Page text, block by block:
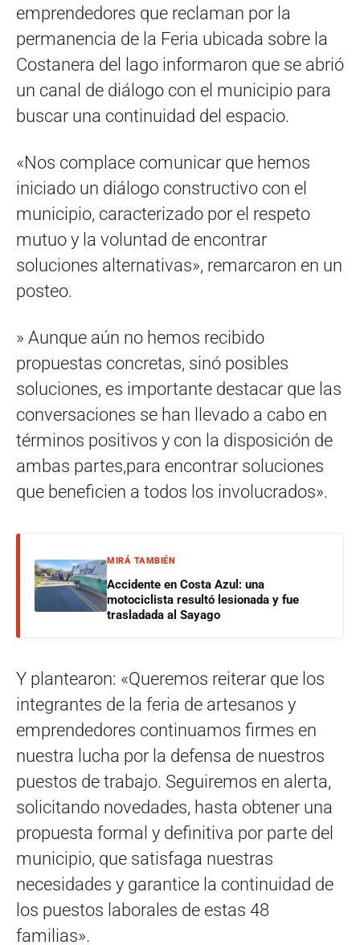
emprendedores que reclaman por la
permanencia de la Feria ubicada sobre la
Costanera del lago informaron que se abrió
un canal de diálogo con el municipio para
buscar una continuidad del espacio.
«Nos complace comunicar que hemos
iniciado un diálogo constructivo con el
municipio, caracterizado por el respeto
mutuo y la voluntad de encontrar
soluciones alternativas», remarcaron en un
posteo.
» Aunque aún no hemos recibido
propuestas concretas, sinó posibles
soluciones, es importante destacar que las
conversaciones se han llevado a cabo en
términos positivos y con la disposición de
ambas partes,para encontrar soluciones
que beneficien a todos los involucrados».
MIRÁ TAMBIÉN
Accidente en Costa Azul: una
motociclista resultó lesionada y fue
trasladada al Sayago
Y plantearon: «Queremos reiterar que los
integrantes de la feria de artesanos y
emprendedores continuamos firmes en
nuestra lucha por la defensa de nuestros
puestos de trabajo. Seguiremos en alerta,
solicitando novedades, hasta obtener una
propuesta formal y definitiva por parte del
municipio, que satisfaga nuestras
necesidades y garantice la continuidad de
los puestos laborales de estas 48
familias».